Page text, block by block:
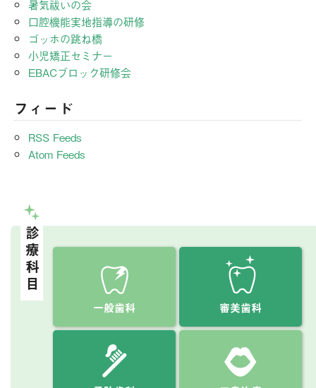
暑気祓いの会
口腔機能実地指導の研修
ゴッホの跳ね橋
小児矯正セミナー
EBACブロック研修会
フィード
RSS Feeds
Atom Feeds
診療科目
一般歯科 審美歯科